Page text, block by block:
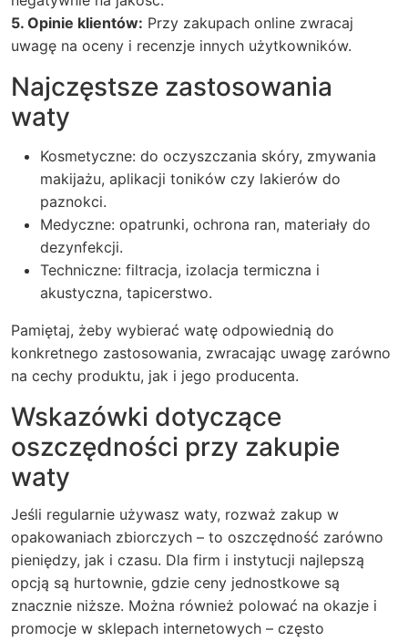
5. Opinie klientów: Przy zakupach online zwracaj
uwagę na oceny i recenzje innych użytkowników.
Najczęstsze zastosowania
waty
Kosmetyczne: do oczyszczania skóry, zmywania
makijażu, aplikacji toników czy lakierów do
paznokci.
Medyczne: opatrunki, ochrona ran, materiały do
dezynfekcji.
Techniczne: filtracja, izolacja termiczna i
akustyczna, tapicerstwo.
Pamiętaj, żeby wybierać watę odpowiednią do
konkretnego zastosowania, zwracając uwagę zarówno
na cechy produktu, jak i jego producenta.
Wskazówki dotyczące
oszczędności przy zakupie
waty
Jeśli regularnie używasz waty, rozważ zakup w
opakowaniach zbiorczych – to oszczędność zarówno
pieniędzy, jak i czasu. Dla firm i instytucji najlepszą
opcją są hurtownie, gdzie ceny jednostkowe są
znacznie niższe. Można również polować na okazje i
promocje w sklepach internetowych – często